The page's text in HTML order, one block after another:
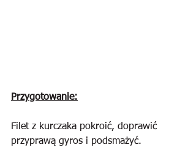
Przygotowanie:
Filet z kurczaka pokroić, doprawić
przyprawą gyros i podsmażyć.